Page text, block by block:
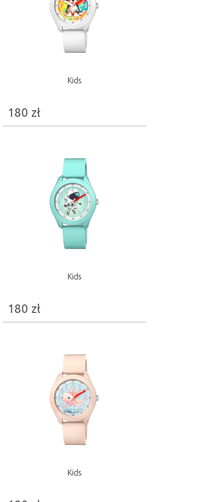
Kids
180 zł
Kids
180 zł
Kids